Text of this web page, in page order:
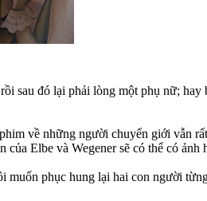
sau đó lại phải lòng một phụ nữ;
về những người chuyển giới vẫn
của Elbe và Wegener sẽ có thể có ảnh
phục hung lại hai con người